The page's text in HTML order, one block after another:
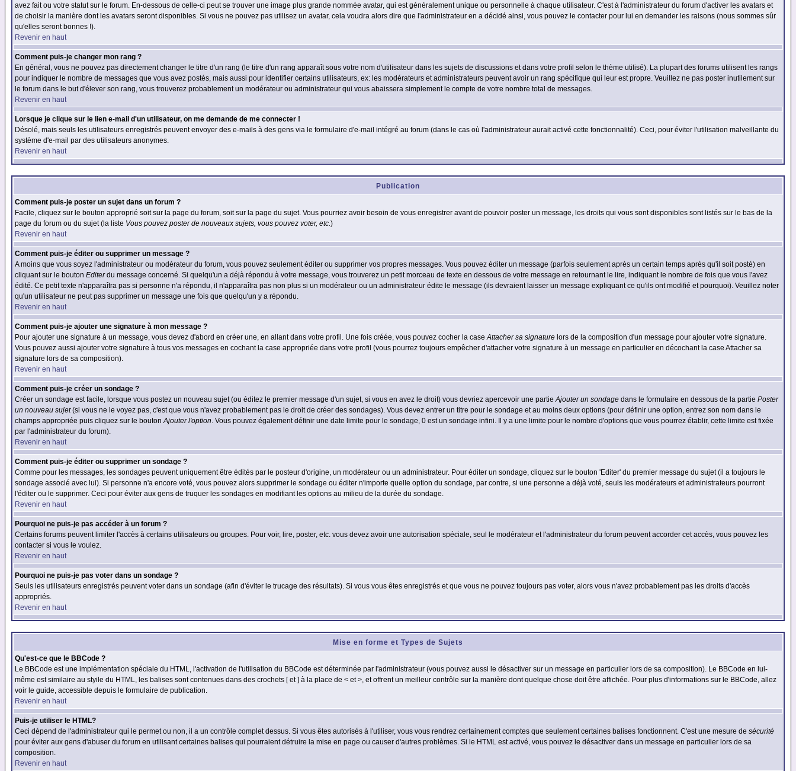
avez fait ou votre statut sur le forum. En-dessous de celle-ci peut se trouver une image plus grande nommée avatar, qui est généralement unique ou personnelle à chaque utilisateur. C'est à l'administrateur du forum d'activer les avatars et
de choisir la manière dont les avatars seront disponibles. Si vous ne pouvez pas utilisez un avatar, cela voudra alors dire que l'administrateur en a décidé ainsi, vous pouvez le contacter pour lui en demander les raisons (nous sommes sûr
qu'elles seront bonnes !).
Revenir en haut
Comment puis-je changer mon rang ?
En général, vous ne pouvez pas directement changer le titre d'un rang (le titre d'un rang apparaît sous votre nom d'utilisateur dans les sujets de discussions et dans votre profil selon le thème utilisé). La plupart des forums utilisent les rangs
pour indiquer le nombre de messages que vous avez postés, mais aussi pour identifier certains utilisateurs, ex: les modérateurs et administrateurs peuvent avoir un rang spécifique qui leur est propre. Veuillez ne pas poster inutilement sur
le forum dans le but d'élever son rang, vous trouverez probablement un modérateur ou administrateur qui vous abaissera simplement le compte de votre nombre total de messages.
Revenir en haut
Lorsque je clique sur le lien e-mail d'un utilisateur, on me demande de me connecter !
Désolé, mais seuls les utilisateurs enregistrés peuvent envoyer des e-mails à des gens via le formulaire d'e-mail intégré au forum (dans le cas où l'administrateur aurait activé cette fonctionnalité). Ceci, pour éviter l'utilisation malveillante du
système d'e-mail par des utilisateurs anonymes.
Revenir en haut
Publication
Comment puis-je poster un sujet dans un forum ?
Facile, cliquez sur le bouton approprié soit sur la page du forum, soit sur la page du sujet. Vous pourriez avoir besoin de vous enregistrer avant de pouvoir poster un message, les droits qui vous sont disponibles sont listés sur le bas de la
page du forum ou du sujet (la liste Vous pouvez poster de nouveaux sujets, vous pouvez voter, etc.)
Revenir en haut
Comment puis-je éditer ou supprimer un message ?
A moins que vous soyez l'administrateur ou modérateur du forum, vous pouvez seulement éditer ou supprimer vos propres messages. Vous pouvez éditer un message (parfois seulement après un certain temps après qu'il soit posté) en
cliquant sur le bouton Editerdu message concerné. Si quelqu'un a déjà répondu à votre message, vous trouverez un petit morceau de texte en dessous de votre message en retournant le lire, indiquant le nombre de fois que vous l'avez
édité. Ce petit texte n'apparaîtra pas si personne n'a répondu, il n'apparaîtra pas non plus si un modérateur ou un administrateur édite le message (ils devraient laisser un message expliquant ce qu'ils ont modifié et pourquoi). Veuillez noter
qu'un utilisateur ne peut pas supprimer un message une fois que quelqu'un y a répondu.
Revenir en haut
Comment puis-je ajouter une signature à mon message ?
Pour ajouter une signature à un message, vous devez d'abord en créer une, en allant dans votre profil. Une fois créée, vous pouvez cocher la caseAttacher sa signature lors de la composition d'un message pour ajouter votre signature.
Vous pouvez aussi ajouter votre signature à tous vos messages en cochant la case appropriée dans votre profil (vous pourrez toujours empêcher d'attacher votre signature à un message en particulier en décochant la case Attacher sa
signature lors de sa composition).
Revenir en haut
Comment puis-je créer un sondage ?
Créer un sondage est facile, lorsque vous postez un nouveau sujet (ou éditez le premier message d'un sujet, si vous en avez le droit) vous devriez apercevoir une partieAjouter un sondage dans le formulaire en dessous de la partie Poster
un nouveau sujet(si vous ne le voyez pas, c'est que vous n'avez probablement pas le droit de créer des sondages). Vous devez entrer un titre pour le sondage et au moins deux options (pour définir une option, entrez son nom dans le
champs appropriée puis cliquez sur le boutonAjouter l'option. Vous pouvez également définir une date limite pour le sondage, 0 est un sondage infini. Il y a une limite pour le nombre d'options que vous pourrez établir, cette limite est fixée
par l'administrateur du forum).
Revenir en haut
Comment puis-je éditer ou supprimer un sondage ?
Comme pour les messages, les sondages peuvent uniquement être édités par le posteur d'origine, un modérateur ou un administrateur. Pour éditer un sondage, cliquez sur le bouton 'Editer' du premier message du sujet (il a toujours le
sondage associé avec lui). Si personne n'a encore voté, vous pouvez alors supprimer le sondage ou éditer n'importe quelle option du sondage, par contre, si une personne a déjà voté, seuls les modérateurs et administrateurs pourront
l'éditer ou le supprimer. Ceci pour éviter aux gens de truquer les sondages en modifiant les options au milieu de la durée du sondage.
Revenir en haut
Pourquoi ne puis-je pas accéder à un forum ?
Certains forums peuvent limiter l'accès à certains utilisateurs ou groupes. Pour voir, lire, poster, etc. vous devez avoir une autorisation spéciale, seul le modérateur et l'administrateur du forum peuvent accorder cet accès, vous pouvez les
contacter si vous le voulez.
Revenir en haut
Pourquoi ne puis-je pas voter dans un sondage ?
Seuls les utilisateurs enregistrés peuvent voter dans un sondage (afin d'éviter le trucage des résultats). Si vous vous êtes enregistrés et que vous ne pouvez toujours pas voter, alors vous n'avez probablement pas les droits d'accès
appropriés.
Revenir en haut
Mise en forme et Types de Sujets
Qu'est-ce que le BBCode ?
Le BBCode est une implémentation spéciale du HTML, l'activation de l'utilisation du BBCode est déterminée par l'administrateur (vous pouvez aussi le désactiver sur un message en particulier lors de sa composition). Le BBCode en lui-
même est similaire au styile du HTML, les balises sont contenues dans des crochets [ et ] à la place de < et >, et offrent un meilleur contrôle sur la manière dont quelque chose doit être affichée. Pour plus d'informations sur le BBCode, allez
voir le guide, accessible depuis le formulaire de publication.
Revenir en haut
Puis-je utiliser le HTML?
Ceci dépend de l'administrateur qui le permet ou non, il a un contrôle complet dessus. Si vous êtes autorisés à l'utiliser, vous vous rendrez certainement comptes que seulement certaines balises fonctionnent. C'est une mesure de sécurité
pour éviter aux gens d'abuser du forum en utilisant certaines balises qui pourraient détruire la mise en page ou causer d'autres problèmes. Si le HTML est activé, vous pouvez le désactiver dans un message en particulier lors de sa
composition.
Revenir en haut